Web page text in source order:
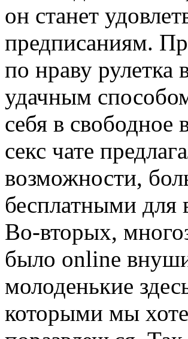
он станет
предписаниям.
по нраву рулетка
удачным
себя в
секс чате
возможности,
бесплатными
Во-вторых,
было online
молоденькие
которыми мы